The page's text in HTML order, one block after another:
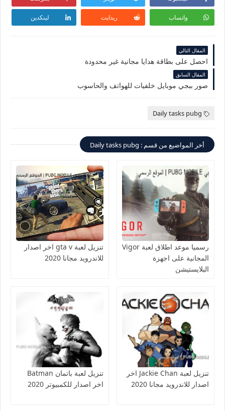
واتساب ريدايت لينكدين
المقال التالي
احصل على بطاقة هدايا مجانية غير محدودة
المقال السابق
صور ببجي موبايل خلفيات للهواتف والحاسوب
Daily tasks pubg
أخر المواضيع من قسم : Daily tasks pubg
رسميا موعد اطلاق لعبة Vigor
المجانية على اجهزة
البلايستيشن
تنزيل لعبة gta v اخر اصدار
للاندرويد مجانا 2020
تنزيل لعبة Jackie Chan اخر
اصدار للاندرويد مجانا 2020
تنزيل لعبة باتمان Batman
اخر اصدار للكمبيوتر 2020